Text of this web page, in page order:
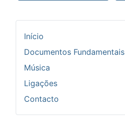
Início
Documentos Fundamentais
Música
Ligações
Contacto